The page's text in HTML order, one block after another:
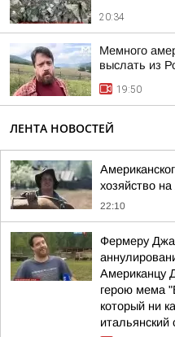
20:34
Мемного
выслать из
19:50
ЛЕНТА НОВОСТЕЙ
хозяйство
22:10
Фермеру
Американцу
герою мема
который ни
итальянский